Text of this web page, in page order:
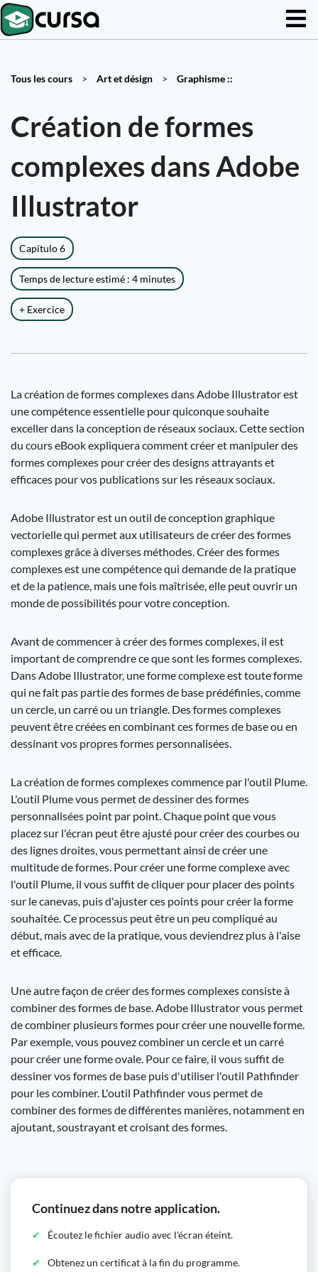
Tous les cours > Art et désign > Graphisme ::
Création de formes
complexes dans Adobe
Illustrator
Capítulo 6
Temps de lecture estimé : 4 minutes
+ Exercice
La création de formes complexes dans Adobe Illustrator est
une compétence essentielle pour quiconque souhaite
exceller dans la conception de réseaux sociaux. Cette section
du cours eBook expliquera comment créer et manipuler des
formes complexes pour créer des designs attrayants et
efficaces pour vos publications sur les réseaux sociaux.
Adobe Illustrator est un outil de conception graphique
vectorielle qui permet aux utilisateurs de créer des formes
complexes grâce à diverses méthodes. Créer des formes
complexes est une compétence qui demande de la pratique
et de la patience, mais une fois maîtrisée, elle peut ouvrir un
monde de possibilités pour votre conception.
Avant de commencer à créer des formes complexes, il est
important de comprendre ce que sont les formes complexes.
Dans Adobe Illustrator, une forme complexe est toute forme
qui ne fait pas partie des formes de base prédéfinies, comme
un cercle, un carré ou un triangle. Des formes complexes
peuvent être créées en combinant ces formes de base ou en
dessinant vos propres formes personnalisées.
La création de formes complexes commence par l'outil Plume.
L'outil Plume vous permet de dessiner des formes
personnalisées point par point. Chaque point que vous
placez sur l'écran peut être ajusté pour créer des courbes ou
des lignes droites, vous permettant ainsi de créer une
multitude de formes. Pour créer une forme complexe avec
l'outil Plume, il vous suffit de cliquer pour placer des points
sur le canevas, puis d'ajuster ces points pour créer la forme
souhaitée. Ce processus peut être un peu compliqué au
début, mais avec de la pratique, vous deviendrez plus à l'aise
et efficace.
Une autre façon de créer des formes complexes consiste à
combiner des formes de base. Adobe Illustrator vous permet
de combiner plusieurs formes pour créer une nouvelle forme.
Par exemple, vous pouvez combiner un cercle et un carré
pour créer une forme ovale. Pour ce faire, il vous suffit de
dessiner vos formes de base puis d'utiliser l'outil Pathfinder
pour les combiner. L'outil Pathfinder vous permet de
combiner des formes de différentes manières, notamment en
ajoutant, soustrayant et croisant des formes.
Continuez dans notre application.
Écoutez le fichier audio avec l'écran éteint.
Obtenez un certificat à la fin du programme.